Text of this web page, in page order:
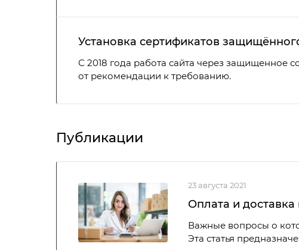
Установка сертификатов
С 2018 года работа сайта через защищенное
от рекомендации к требованию.
Публикации
23 августа 2021
Оплата и
Важные вопросы о
Эта статья